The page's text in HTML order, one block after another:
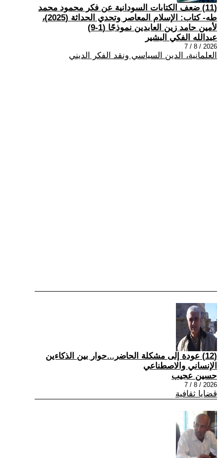
(11) ضعف الكتابات السودانية عن فكر محمود محمد
طه- كتاب: الإسلام المعاصر وتحدي الحداثة (2025)،
لأمين حامد زين العابدين نموذجًا (1-9)
عبدالله الفكي البشير
2026 / 8 / 7
العلمانية، الدين السياسي ونقد الفكر الديني
(12) عودة إلى مشكلة الحاضر...حوار بين الذكاءين
الإنساني والاصطناعي
حسين عجيب
2026 / 8 / 7
قضايا ثقافية